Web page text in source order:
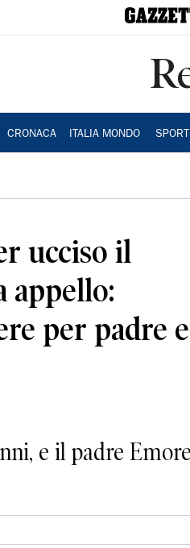
CRONACA ITALIA MONDO SPORT
ucciso il
appello:
per padre e
e il padre